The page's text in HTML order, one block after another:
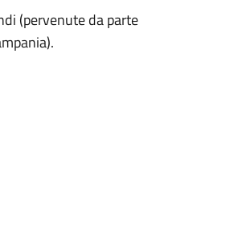
(pervenute da parte